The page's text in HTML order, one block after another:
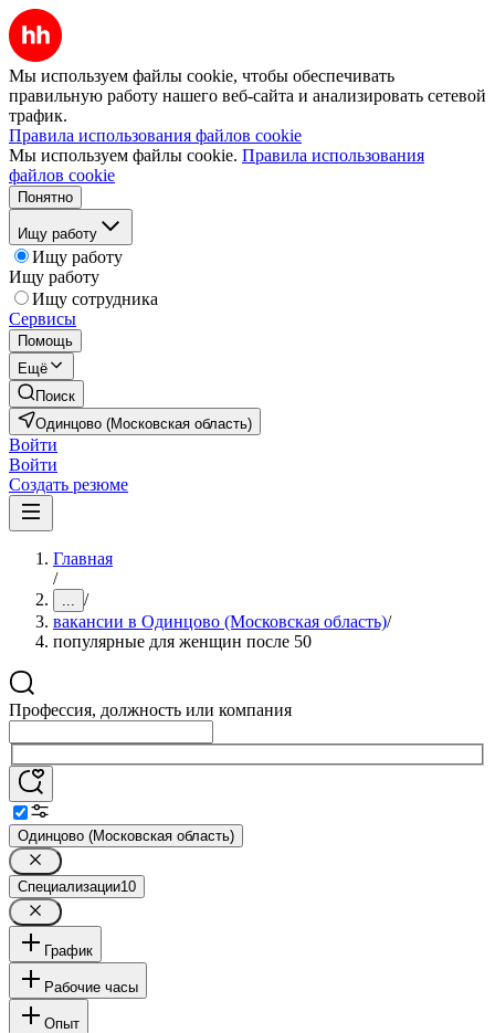
Мы используем файлы cookie, чтобы обеспечивать
правильную работу нашего веб-сайта и анализировать сетевой
трафик.
Правила использования файлов cookie
Мы используем файлы cookie. Правила использования
файлов cookie
Понятно
Ищу работу
Ищу работу
Ищу работу
Ищу сотрудника
Сервисы
Помощь
Ещё
Поиск
Одинцово (Московская область)
Войти
Войти
Создать резюме
Главная
/
... /
вакансии в Одинцово (Московская область)/
популярные для женщин после 50
Профессия, должность или компания
Одинцово (Московская область)
Специализации10
График
Рабочие часы
Опыт